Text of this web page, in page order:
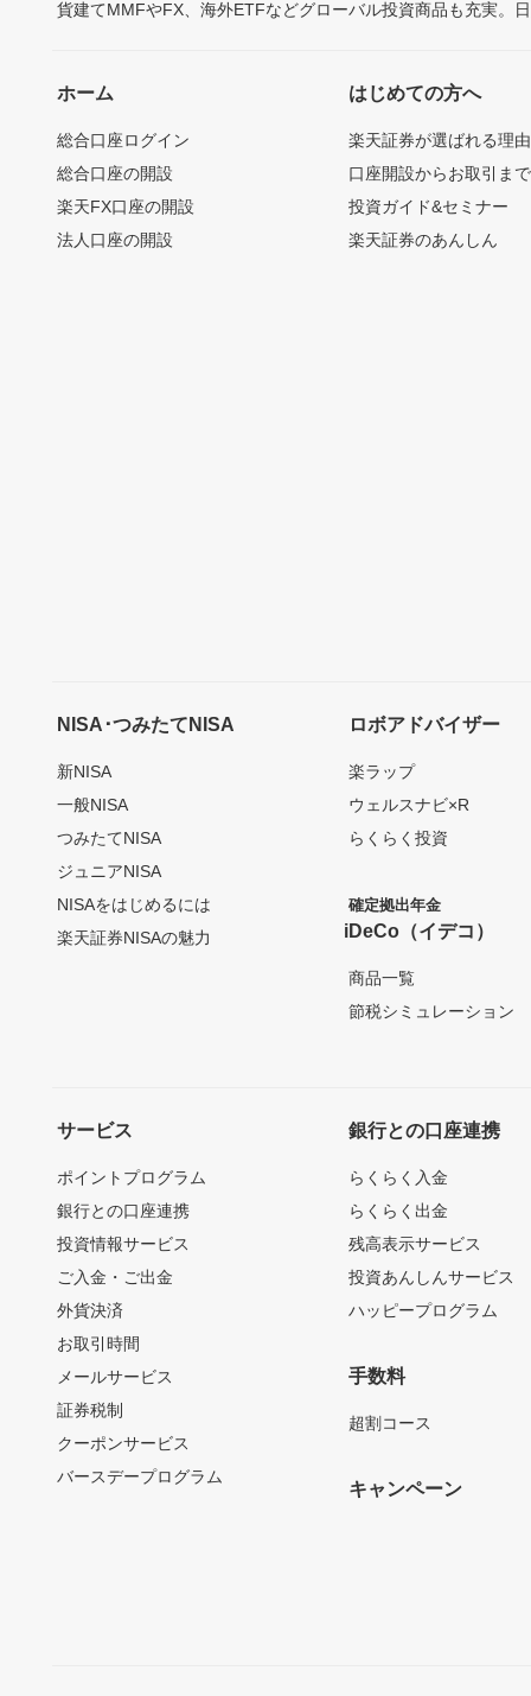
貨建てMMFやFX、海外ETFなどグローバル投資商品も充実。
ホーム
総合口座ログイン
総合口座の開設
楽天FX口座の開設
法人口座の開設
はじめての方へ
楽天証券が選ばれる理由
口座開設からお取引ま
投資ガイド&セミナー
楽天証券のあんしん
NISA･つみたてNISA
新NISA
一般NISA
つみたてNISA
ジュニアNISA
NISAをはじめるには
楽天証券NISAの魅力
ロボアドバイザー
楽ラップ
ウェルスナビ×R
らくらく投資
確定拠出年金
iDeCo（イデコ）
商品一覧
節税シミュレーション
サービス
ポイントプログラム
銀行との口座連携
投資情報サービス
ご入金・ご出金
外貨決済
お取引時間
メールサービス
証券税制
クーポンサービス
バースデープログラム
銀行との口座連携
らくらく入金
らくらく出金
残高表示サービス
投資あんしんサービス
ハッピープログラム
手数料
超割コース
キャンペーン